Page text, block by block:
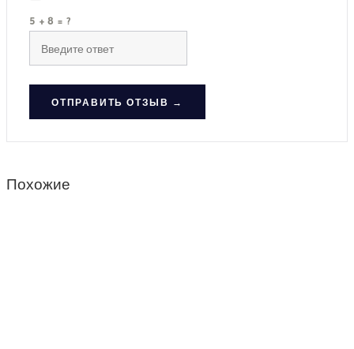
5 + 8 = ?
ОТПРАВИТЬ ОТЗЫВ →
Похожие